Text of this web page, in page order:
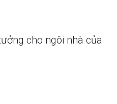
cho ngôi nhà của